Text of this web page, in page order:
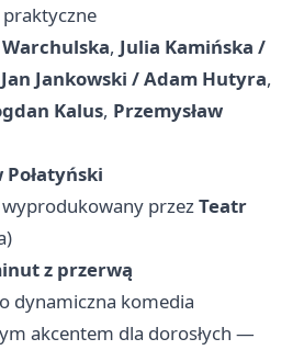
, Julia Kamińska /
Jan Jankowski / Adam Hutyra,
Kalus, Przemysław
Połatyński
przezTeatr
z przerwą
dynamiczna komedia
akcentem dla dorosłych —